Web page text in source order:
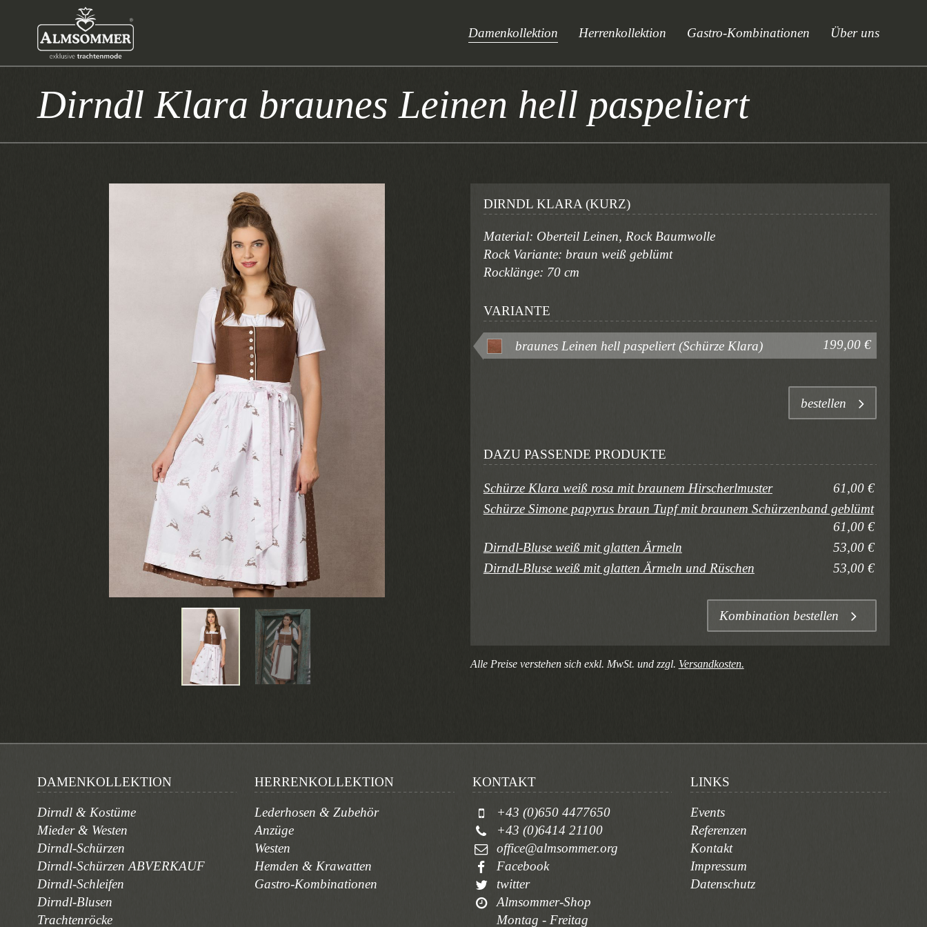
Damenkollektion Herrenkollektion Gastro-Kombinationen Über uns
Dirndl Klara braunes Leinen hell paspeliert
DIRNDL KLARA (KURZ)
Material: Oberteil Leinen, Rock Baumwolle
Rock Variante: braun weiß geblümt
Rocklänge: 70 cm
VARIANTE
braunes Leinen hell paspeliert (Schürze Klara) 199,00 €
bestellen
DAZU PASSENDE PRODUKTE
Schürze Klara weiß rosa mit braunem Hirscherlmuster
61,00 €
Schürze Simone papyrus braun Tupf mit braunem Schürzenband geblümt
61,00 €
Dirndl-Bluse weiß mit glatten Ärmeln
53,00 €
Dirndl-Bluse weiß mit glatten Ärmeln und Rüschen
53,00 €
Kombination bestellen
Alle Preise verstehen sich exkl. MwSt. und zzgl. Versandkosten.
DAMENKOLLEKTION
Dirndl & Kostüme
Mieder & Westen
Dirndl-Schürzen
Dirndl-Schürzen ABVERKAUF
Dirndl-Schleifen
Dirndl-Blusen
Trachtenröcke
HERRENKOLLEKTION
Lederhosen & Zubehör
Anzüge
Westen
Hemden & Krawatten
Gastro-Kombinationen
KONTAKT
+43 (0)650 4477650
+43 (0)6414 21100
office@almsommer.org
Facebook
twitter
Almsommer-Shop
Montag - Freitag
LINKS
Events
Referenzen
Kontakt
Impressum
Datenschutz